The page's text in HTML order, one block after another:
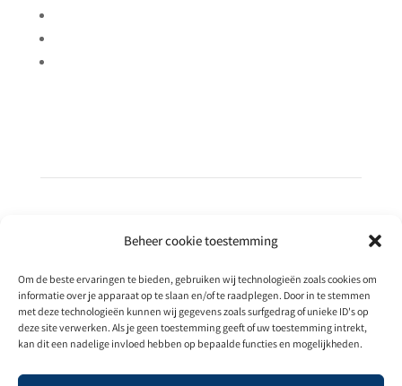
Beheer cookie toestemming
Om de beste ervaringen te bieden, gebruiken wij technologieën zoals cookies om
informatie over je apparaat op te slaan en/of te raadplegen. Door in te stemmen
met deze technologieën kunnen wij gegevens zoals surfgedrag of unieke ID's op
deze site verwerken. Als je geen toestemming geeft of uw toestemming intrekt,
kan dit een nadelige invloed hebben op bepaalde functies en mogelijkheden.
Privacybeleid & Algemene voorwaarden